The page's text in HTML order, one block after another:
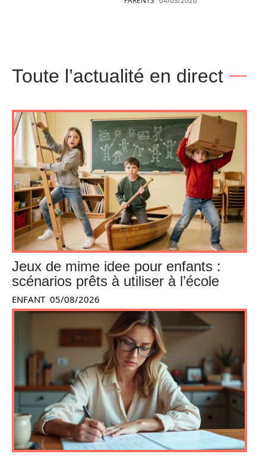
Toute l’actualité en direct
Jeux de mime idee pour enfants :
scénarios prêts à utiliser à l’école
ENFANT 05/08/2026